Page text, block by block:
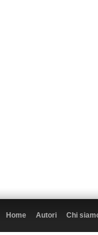
Home Autori Chi